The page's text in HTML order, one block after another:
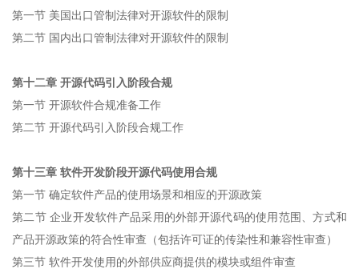
第一节 美国出口管制法律对开源软件的限制
第二节 国内出口管制法律对开源软件的限制
第十二章 开源代码引入阶段合规
第一节 开源软件合规准备工作
第二节 开源代码引入阶段合规工作
第十三章 软件开发阶段开源代码使用合规
第一节 确定软件产品的使用场景和相应的开源政策
第二节 企业开发软件产品采用的外部开源代码的使用范围、方式和
产品开源政策的符合性审查（包括许可证的传染性和兼容性审查）
第三节 软件开发使用的外部供应商提供的模块或组件审查